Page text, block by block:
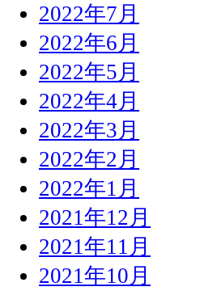
2022年7月
2022年6月
2022年5月
2022年4月
2022年3月
2022年2月
2022年1月
2021年12月
2021年11月
2021年10月